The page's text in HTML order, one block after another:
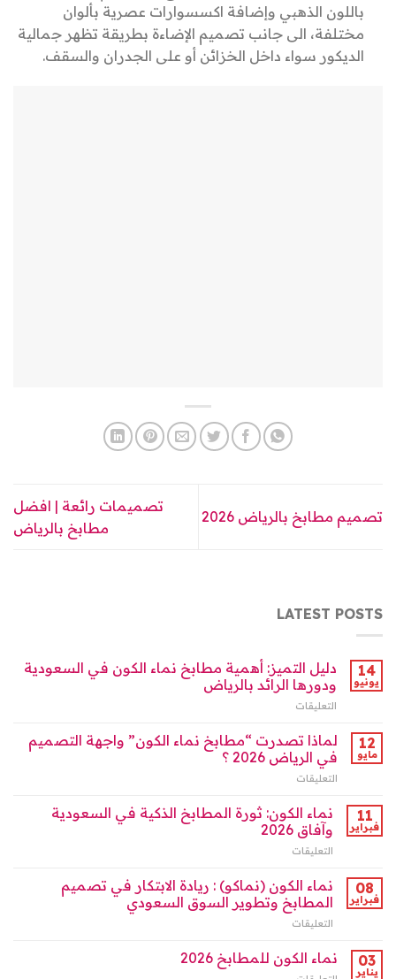
باللون الذهبي وإضافة اكسسوارات عصرية بألوان
مختلفة، الى جانب تصميم الإضاءة بطريقة تظهر جمالية
الديكور سواء داخل الخزائن أو على الجدران والسقف.
تصميم مطابخ بالرياض 2026
تصميمات رائعة | افضل
مطابخ بالرياض
LATEST POSTS
14
يونيو
دليل التميز: أهمية مطابخ نماء الكون في السعودية
ودورها الرائد بالرياض
التعليقات
التميز:
أهمية
مطابخ
في
السعودية
الرائد
مغلقة
12
مايو
لماذا تصدرت “مطابخ نماء الكون” واجهة التصميم
في الرياض 2026 ؟
التعليقات
تصدرت
“مطابخ
نماء
الكون”
التصميم
في
الرياض
2026
مغلقة
11
فبراير
نماء الكون: ثورة المطابخ الذكية في السعودية
وآفاق 2026
التعليقات
الكون:
ثورة
المطابخ
السعودية
08
فبراير
نماء الكون (نماكو) : ريادة الابتكار في تصميم
المطابخ وتطوير السوق السعودي
التعليقات
الكون
(نماكو)
03
يناير
نماء الكون للمطابخ 2026